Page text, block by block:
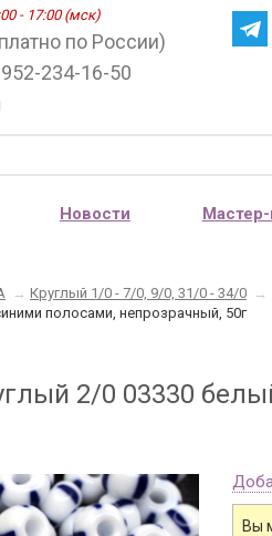
- 17:00 (мск)
по России)
234-16-50
Новости
→ Круглый 1/0 - 7/0, 9/0, 31/0 - 34/0 →
полосами, непрозрачный, 50г
2/0 03330
Вы